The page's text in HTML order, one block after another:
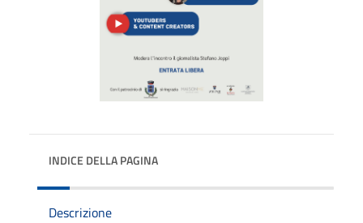
INDICE DELLA PAGINA
Descrizione